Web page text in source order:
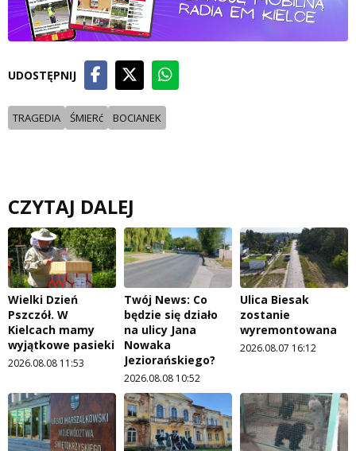
UDOSTĘPNIJ
TRAGEDIA ŚMIERć BOCIANEK
CZYTAJ DALEJ
Wielki Dzień
Pszczół. W
Kielcach mamy
wyjątkowe pasieki
2026.08.08 11:53
Twój News: Co
będzie się działo
na ulicy Jana
Nowaka
Jeziorańskiego?
2026.08.08 10:52
Ulica Biesak
zostanie
wyremontowana
2026.08.07 16:12